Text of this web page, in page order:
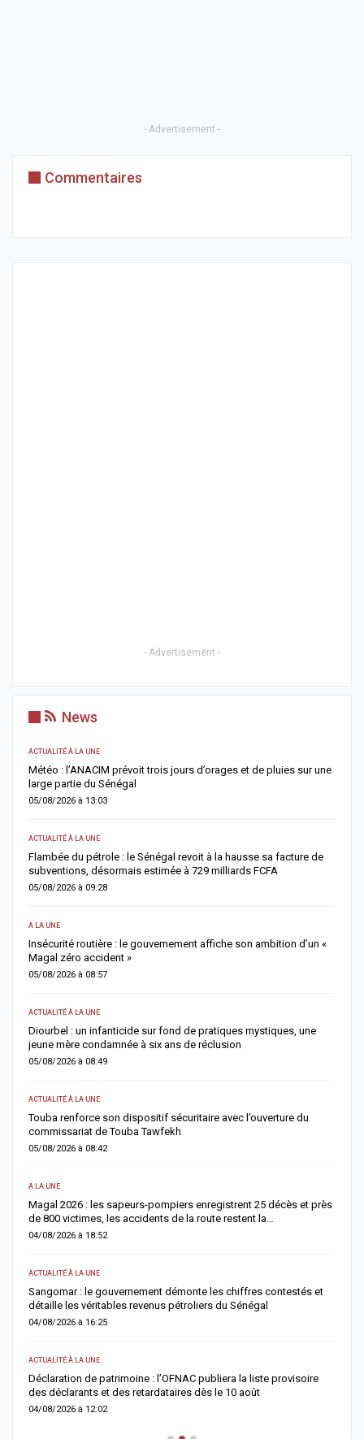
- Advertisement -
Commentaires
- Advertisement -
News
ACTUALITÉ À LA UNE
Météo : l’ANACIM prévoit trois jours d’orages et de pluies sur une
large partie du Sénégal
05/08/2026 à 13:03
ACTUALITÉ À LA UNE
Flambée du pétrole : le Sénégal revoit à la hausse sa facture de
subventions, désormais estimée à 729 milliards FCFA
05/08/2026 à 09:28
A LA UNE
Insécurité routière : le gouvernement affiche son ambition d’un «
Magal zéro accident »
05/08/2026 à 08:57
ACTUALITÉ À LA UNE
Diourbel : un infanticide sur fond de pratiques mystiques, une
jeune mère condamnée à six ans de réclusion
05/08/2026 à 08:49
ACTUALITÉ À LA UNE
Touba renforce son dispositif sécuritaire avec l’ouverture du
commissariat de Touba Tawfekh
05/08/2026 à 08:42
A LA UNE
Magal 2026 : les sapeurs-pompiers enregistrent 25 décès et près
de 800 victimes, les accidents de la route restent la…
04/08/2026 à 18:52
ACTUALITÉ À LA UNE
Sangomar : le gouvernement démonte les chiffres contestés et
détaille les véritables revenus pétroliers du Sénégal
04/08/2026 à 16:25
ACTUALITÉ À LA UNE
Déclaration de patrimoine : l’OFNAC publiera la liste provisoire
des déclarants et des retardataires dès le 10 août
04/08/2026 à 12:02